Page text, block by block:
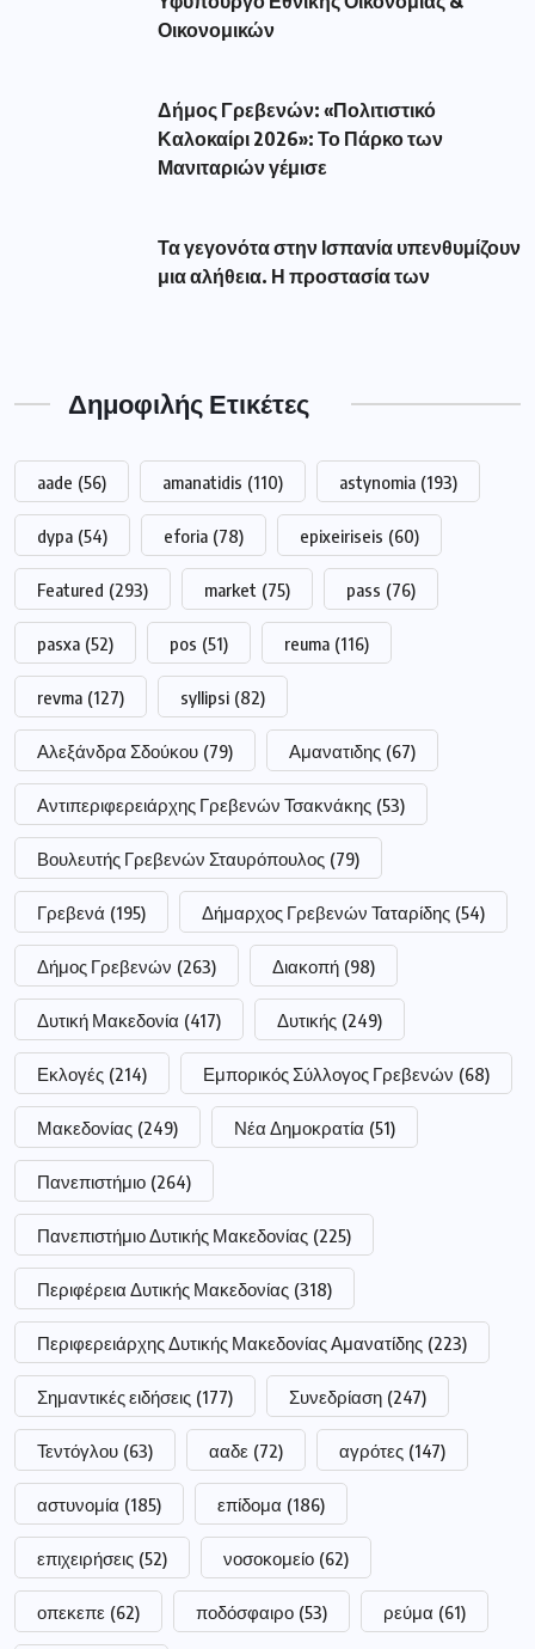
Μανιταριών γέμισε
(56) amanatidis
dypa (54) eforia (78) epixeiriseis (60)
Featured market pass (76)
pasxa (52) (51) reuma (116)
revma (127) syllipsi
Αλεξάνδρα Σδούκου (79)
Αντιπεριφερειάρχης Γρεβενών Τσακνάκης (53)
Βουλευτής Γρεβενών Σταυρόπουλος (79)
Γρεβενά (195) Δήμαρχος Γρεβενών Ταταρίδης
Δήμος Γρεβενών (263) Διακοπή (98)
Δυτική Μακεδονία (417) Δυτικής (249)
Εκλογές (214) Εμπορικός Σύλλογος Γρεβενών
Μακεδονίας (249) Νέα Δημοκρατία (51)
Πανεπιστήμιο (264)
Πανεπιστήμιο Δυτικής Μακεδονίας
Περιφέρεια Δυτικής Μακεδονίας (318)
Περιφερειάρχης Δυτικής Μακεδονίας Αμανατίδης
Σημαντικές ειδήσεις (177) Συνεδρίαση (247)
Τεντόγλου (63) ααδε αγρότες (147)
αστυνομία (185) επίδομα
επιχειρήσεις (52) νοσοκομείο (62)
οπεκεπε (62) ποδόσφαιρο (53)
σύλληψη (111)